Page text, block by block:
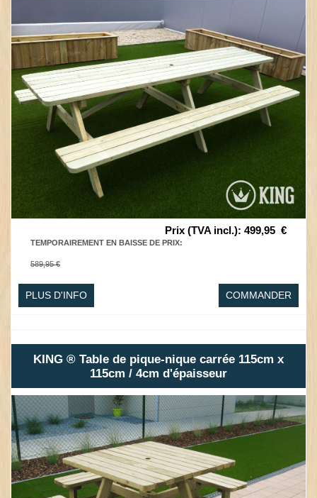
Prix (TVA incl.): 499,95 €
TEMPORAIREMENT EN BAISSE DE PRIX:
589,95 €
PLUS D'INFO COMMANDER
KING ® Table de pique-nique carrée 115cm x
115cm / 4cm d'épaisseur